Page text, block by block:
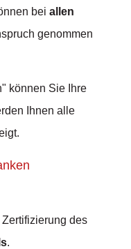
bei allen
genommen
können Sie Ihre
Ihnen alle
des
.